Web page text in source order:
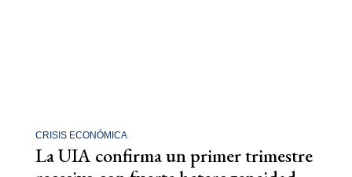
CRISIS ECONÓMICA
La UIA confirma un primer trimestre